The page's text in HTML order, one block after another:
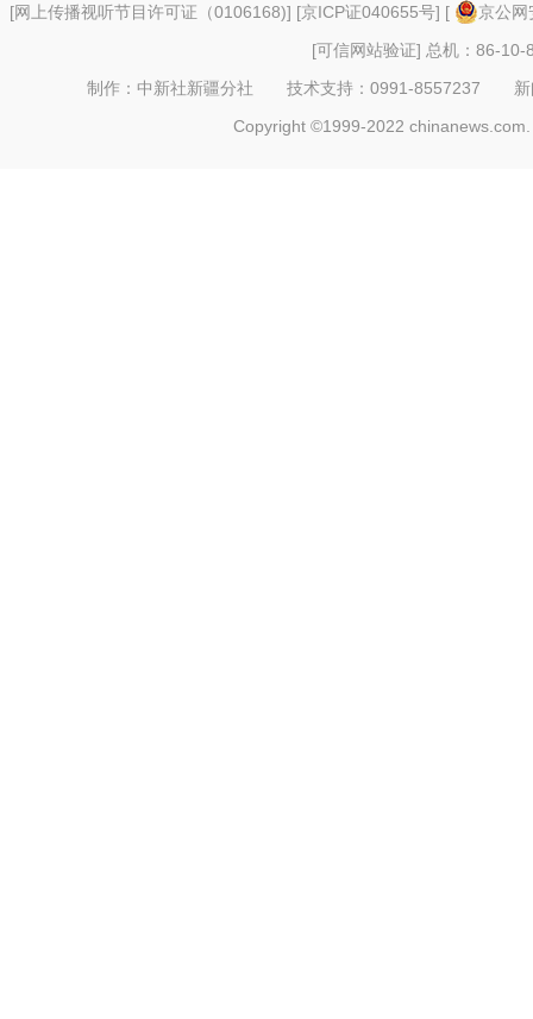
[网上传播视听节目许可证（0106168)] [京ICP证040655号] [
京公
[可信网站验证] 总机：86-10-
制作：中新社新疆分社 技术支持：0991-8557237
Copyright ©1999-2022